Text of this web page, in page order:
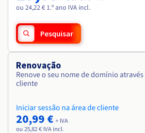
ou 24,22 € 1.º ano IVA incl.
Pesquisar
Renovação
Renove o seu nome de domínio
cliente
Iniciar sessão na área de cliente
20,99 € + IVA
ou 25,82 € IVA incl.